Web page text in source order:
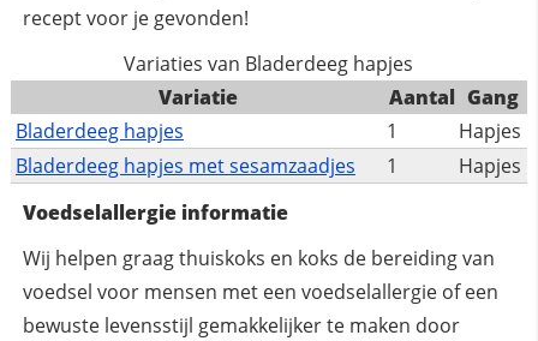
recept voor je gevonden!
Variaties van Bladerdeeg hapjes
Variatie
Aantal Gang
Bladerdeeg hapjes
1
Hapjes
Bladerdeeg hapjes met sesamzaadjes
1
Hapjes
Voedselallergie informatie
Wij helpen graag thuiskoks en koks de bereiding van
voedsel voor mensen met een voedselallergie of een
bewuste levensstijl gemakkelijker te maken door